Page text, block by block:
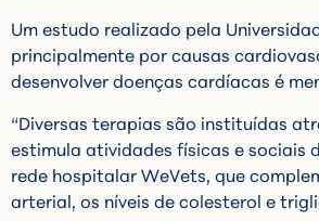
Um estudo realizado pela
principalmente por causas
desenvolver doenças cardíacas é
“Diversas terapias são instituídas
estimula atividades físicas e sociais
rede hospitalar WeVets, que
arterial, os níveis de colesterol e